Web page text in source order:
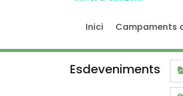
Inici Campaments
Esdeveniments